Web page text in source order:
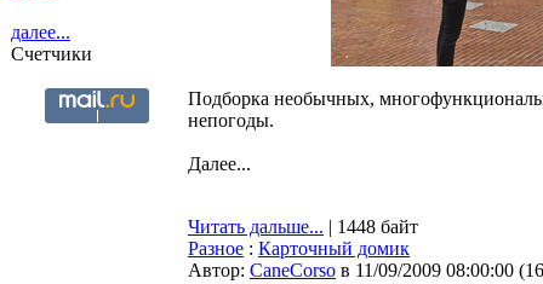
далее...
Счетчики
Подборка необычных,
непогоды.
Далее...
Читать дальше... | 1448 байт
Разное : Карточный домик
Автор: CaneCorso в 11/09/2009 08:00:00 (